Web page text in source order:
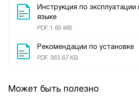
Инструкция по эксплуатации
языке
PDF, 1.65 MB
Рекомендации по установке
PDF, 363.67 KB
Может быть полезно